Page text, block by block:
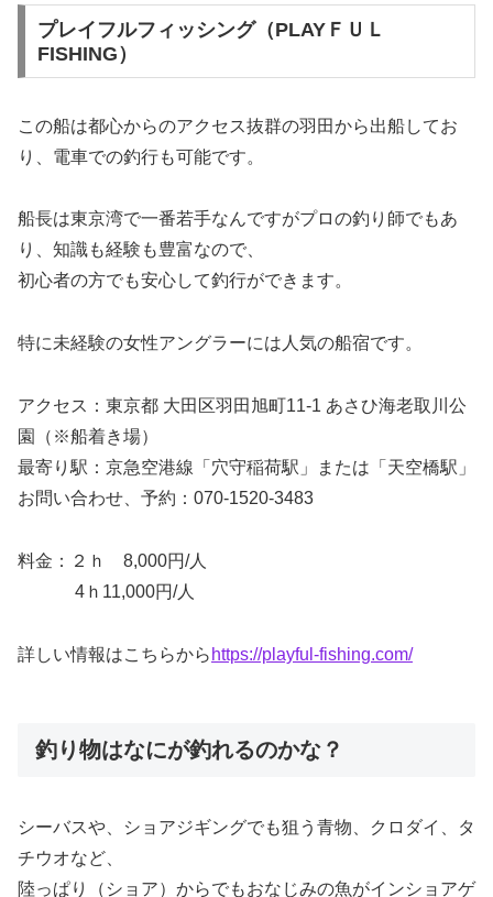
プレイフルフィッシング（PLAYＦＵＬ
FISHING）
この船は都心からのアクセス抜群の羽田から出船してお
り、電車での釣行も可能です。
船長は東京湾で一番若手なんですがプロの釣り師でもあ
り、知識も経験も豊富なので、
初心者の方でも安心して釣行ができます。
特に未経験の女性アングラーには人気の船宿です。
アクセス：東京都 大田区羽田旭町11-1 あさひ海老取川公
園（※船着き場）
最寄り駅：京急空港線「穴守稲荷駅」または「天空橋駅」
お問い合わせ、予約：070-1520-3483
料金：２ｈ 8,000円/人
4ｈ11,000円/人
詳しい情報はこちらから https://playful-fishing.com/
釣り物はなにが釣れるのかな？
シーバスや、ショアジギングでも狙う青物、クロダイ、タ
チウオなど、
陸っぱり（ショア）からでもおなじみの魚がインショアゲ